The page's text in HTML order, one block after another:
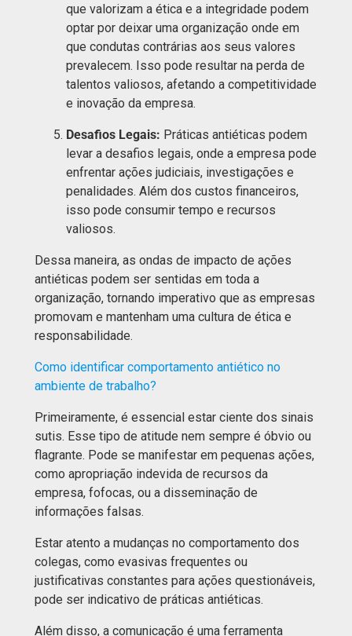
que valorizam a ética e a integridade podem
optar por deixar uma organização onde em
que condutas contrárias aos seus valores
prevalecem. Isso pode resultar na perda de
talentos valiosos, afetando a competitividade
e inovação da empresa.
Desafios Legais: Práticas antiéticas podem
levar a desafios legais, onde a empresa pode
enfrentar ações judiciais, investigações e
penalidades. Além dos custos financeiros,
isso pode consumir tempo e recursos
valiosos.
Dessa maneira, as ondas de impacto de ações
antiéticas podem ser sentidas em toda a
organização, tornando imperativo que as empresas
promovam e mantenham uma cultura de ética e
responsabilidade.
Como identificar comportamento antiético no
ambiente de trabalho?
Primeiramente, é essencial estar ciente dos sinais
sutis. Esse tipo de atitude nem sempre é óbvio ou
flagrante. Pode se manifestar em pequenas ações,
como apropriação indevida de recursos da
empresa, fofocas, ou a disseminação de
informações falsas.
Estar atento a mudanças no comportamento dos
colegas, como evasivas frequentes ou
justificativas constantes para ações questionáveis,
pode ser indicativo de práticas antiéticas.
Além disso, a comunicação é uma ferramenta